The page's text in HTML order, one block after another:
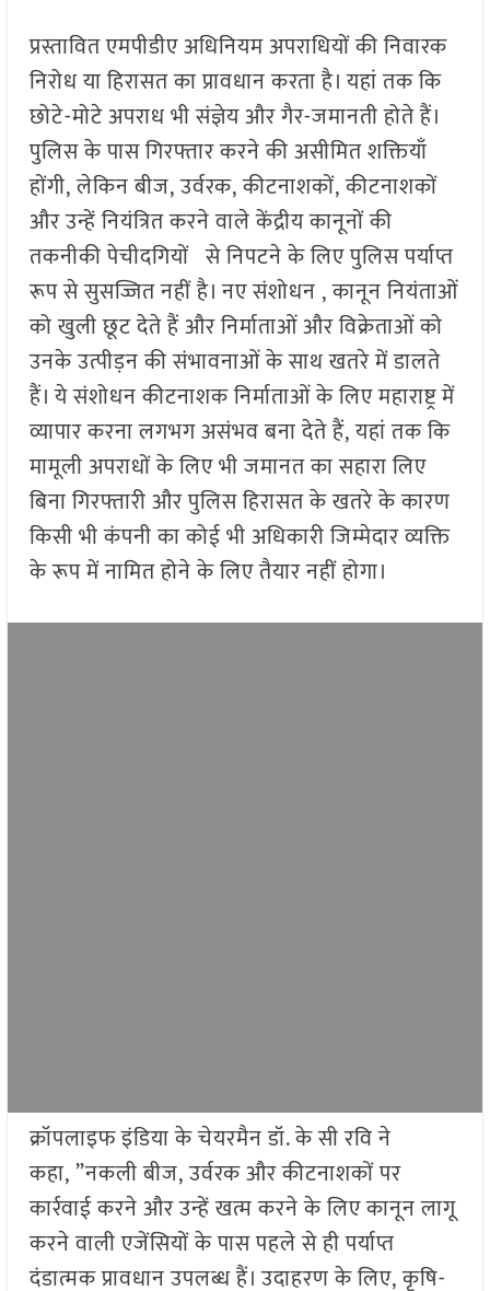
प्रस्तावित एमपीडीए अधिनियम अपराधियों की निवारक
निरोध या हिरासत का प्रावधान करता है। यहां तक कि
छोटे-मोटे अपराध भी संज्ञेय और गैर-जमानती होते हैं।
पुलिस के पास गिरफ्तार करने की असीमित शक्तियाँ
होंगी, लेकिन बीज, उर्वरक, कीटनाशकों, कीटनाशकों
और उन्हें नियंत्रित करने वाले केंद्रीय कानूनों की
तकनीकी पेचीदगियों से निपटने के लिए पुलिस पर्याप्त
रूप से सुसज्जित नहीं है। नए संशोधन , कानून नियंताओं
को खुली छूट देते हैं और निर्माताओं और विक्रेताओं को
उनके उत्पीड़न की संभावनाओं के साथ खतरे में डालते
हैं। ये संशोधन कीटनाशक निर्माताओं के लिए महाराष्ट्र में
व्यापार करना लगभग असंभव बना देते हैं, यहां तक कि
मामूली अपराधों के लिए भी जमानत का सहारा लिए
बिना गिरफ्तारी और पुलिस हिरासत के खतरे के कारण
किसी भी कंपनी का कोई भी अधिकारी जिम्मेदार व्यक्ति
के रूप में नामित होने के लिए तैयार नहीं होगा।
क्रॉपलाइफ इंडिया के चेयरमैन डॉ. के सी रवि ने
कहा, ”नकली बीज, उर्वरक और कीटनाशकों पर
कार्रवाई करने और उन्हें खत्म करने के लिए कानून लागू
करने वाली एजेंसियों के पास पहले से ही पर्याप्त
दंडात्मक प्रावधान उपलब्ध हैं। उदाहरण के लिए, कृषि-